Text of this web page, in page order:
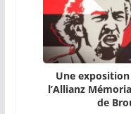
Une
l’Allianz
de